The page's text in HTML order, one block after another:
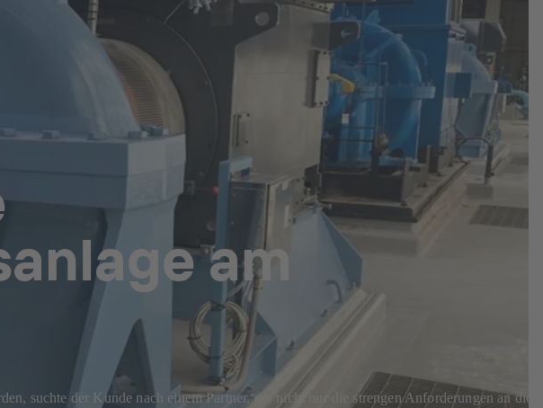
am
suchte der Kunde nach einem Partner, der nicht nur die strengen Anforderungen an die